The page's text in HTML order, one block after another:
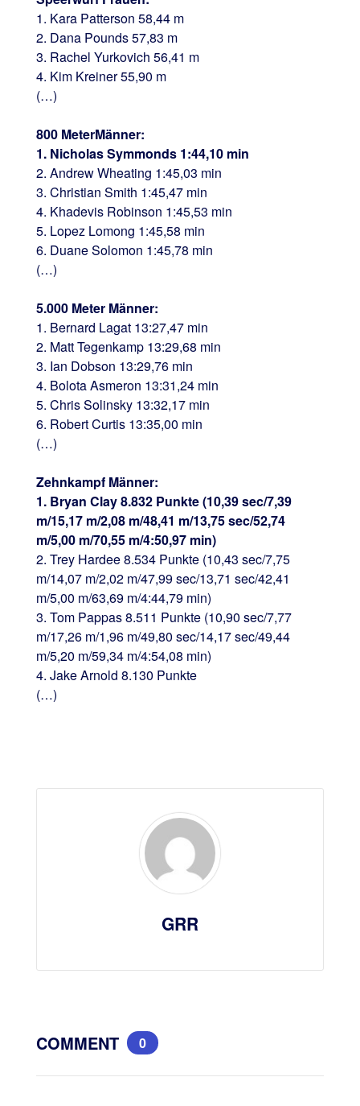
1. Kara Patterson 58,44 m
2. Dana Pounds 57,83 m
3. Rachel Yurkovich 56,41 m
4. Kim Kreiner 55,90 m
(…)
800 MeterMänner:
1. Nicholas Symmonds 1:44,10 min
2. Andrew Wheating 1:45,03 min
3. Christian Smith 1:45,47 min
4. Khadevis Robinson 1:45,53 min
5. Lopez Lomong 1:45,58 min
6. Duane Solomon 1:45,78 min
(…)
5.000 Meter Männer:
1. Bernard Lagat 13:27,47 min
2. Matt Tegenkamp 13:29,68 min
3. Ian Dobson 13:29,76 min
4. Bolota Asmeron 13:31,24 min
5. Chris Solinsky 13:32,17 min
6. Robert Curtis 13:35,00 min
(…)
Zehnkampf Männer:
1. Bryan Clay 8.832 Punkte (10,39 sec/7,39
m/15,17 m/2,08 m/48,41 m/13,75 sec/52,74
m/5,00 m/70,55 m/4:50,97 min)
2. Trey Hardee 8.534 Punkte (10,43 sec/7,75
m/14,07 m/2,02 m/47,99 sec/13,71 sec/42,41
m/5,00 m/63,69 m/4:44,79 min)
3. Tom Pappas 8.511 Punkte (10,90 sec/7,77
m/17,26 m/1,96 m/49,80 sec/14,17 sec/49,44
m/5,20 m/59,34 m/4:54,08 min)
4. Jake Arnold 8.130 Punkte
(…)
GRR
COMMENT 0